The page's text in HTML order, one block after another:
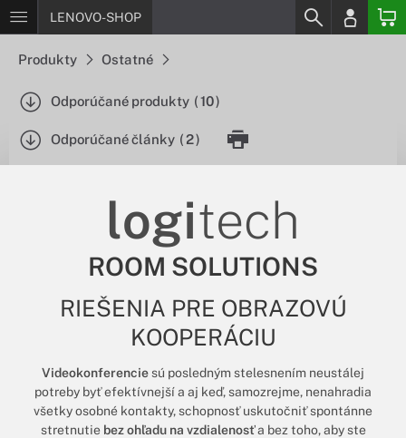
LENOVO-SHOP
Produkty Ostatné
Odporúčané produkty (10)
Odporúčané články (2)
logitech
ROOM SOLUTIONS
RIEŠENIA PRE OBRAZOVÚ
KOOPERÁCIU
Videokonferenciesú posledným stelesnením neustálej
potreby byť efektívnejší a aj keď, samozrejme, nenahradia
všetky osobné kontakty, schopnosť uskutočniť spontánne
stretnutie bez ohľadu na vzdialenosťa bez toho, aby ste